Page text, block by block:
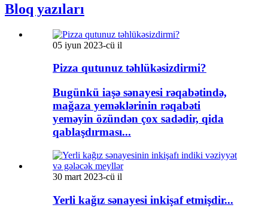
Bloq yazıları
05 iyun 2023-cü il
Pizza qutunuz təhlükəsizdirmi?
Bugünkü iaşə sənayesi rəqabətində,
mağaza yeməklərinin rəqabəti
yeməyin özündən çox sadədir, qida
qablaşdırması...
30 mart 2023-cü il
Yerli kağız sənayesi inkişaf etmişdir...